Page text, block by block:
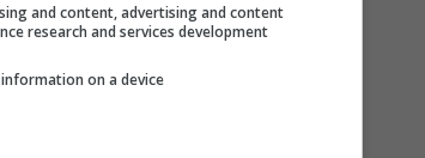
en el lado legal de la
and content, advertising and content
research and services development
on a device